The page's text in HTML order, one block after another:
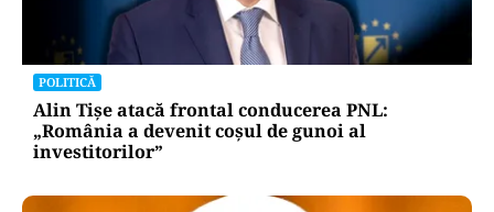
POLITICĂ
Alin Tișe atacă frontal conducerea PNL:
„România a devenit coșul de gunoi al
investitorilor”